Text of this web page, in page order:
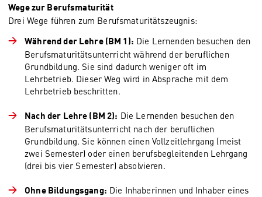
Wege zur Berufsmaturität
Drei Wege führen zum Berufsmaturitätszeugnis:
Während der Lehre (BM 1): Die Lernenden besuchen den
Berufsmaturitätsunterricht während der beruflichen
Grundbildung. Sie sind dadurch weniger oft im
Lehrbetrieb. Dieser Weg wird in Absprache mit dem
Lehrbetrieb beschritten.
Nach der Lehre (BM 2): Die Lernenden besuchen den
Berufsmaturitätsunterricht nach der beruflichen
Grundbildung. Sie können einen Vollzeitlehrgang (meist
zwei Semester) oder einen berufsbegleitenden Lehrgang
(drei bis vier Semester) absolvieren.
Ohne Bildungsgang: Die Inhaberinnen und Inhaber eines